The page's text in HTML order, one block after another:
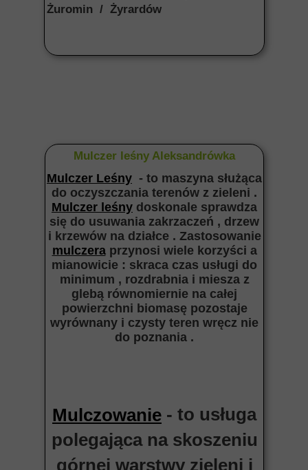
Mulczer leśny Aleksandrówka
Mulczer Leśny - to maszyna służąca
do oczyszczania terenów z zieleni .
Mulczer leśny doskonale sprawdza
się do usuwania zakrzaczeń , drzew
i krzewów na działce . Zastosowanie
mulczeraprzynosi wiele korzyści a
mianowicie : skraca czas usługi do
minimum , rozdrabnia i miesza z
glebą równomiernie na całej
powierzchni biomasę pozostaje
wyrównany i czysty teren wręcz nie
do poznania .
Mulczowanie - to usługa
polegająca na skoszeniu
górnej warstwy zieleni i
Żuromin / Żyrardów